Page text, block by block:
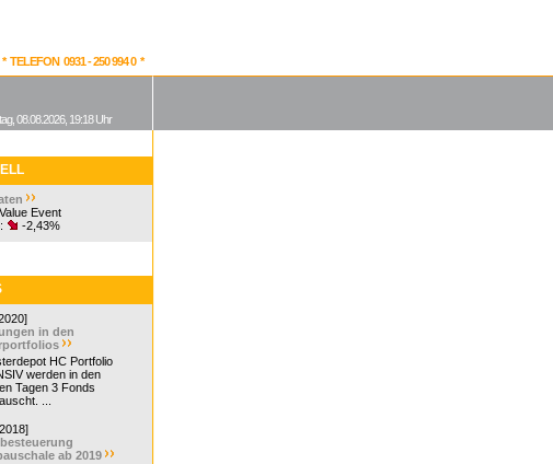
* TELEFON 0931 - 250 994 0 *
Event
-2,43%
in den
HC Portfolio
werden in den
Tagen 3 Fonds
...
ab 2019
08.08.2026, 19:18 Uhr